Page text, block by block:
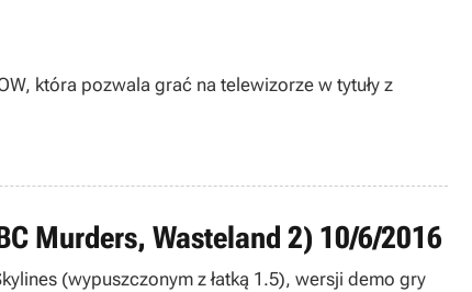
która pozwala grać na telewizorze w tytuły z
Murders, Wasteland 2) 10/6/2016
(wypuszczonym z łatką 1.5), wersji demo gry